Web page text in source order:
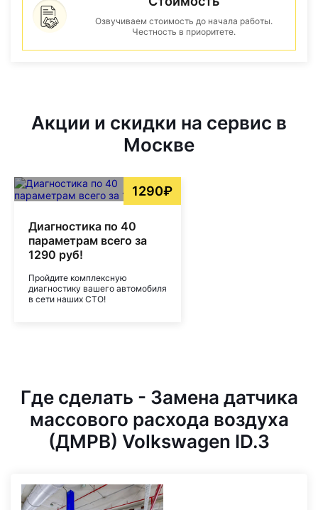
Озвучиваем стоимость до начала работы.
Честность в приоритете.
Акции и скидки на сервис в
Москве
1290₽
Диагностика по 40
параметрам всего за
1290 руб!
Пройдите комплексную
диагностику вашего автомобиля
в сети наших СТО!
Где сделать - Замена датчика
массового расхода воздуха
(ДМРВ) Volkswagen ID.3